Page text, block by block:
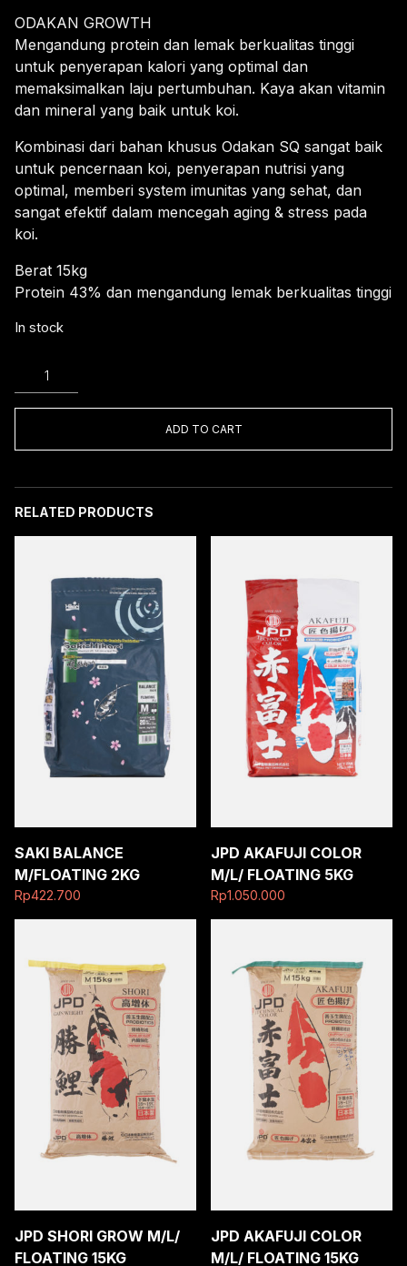
ODAKAN GROWTH
Mengandung protein dan lemak berkualitas tinggi
untuk penyerapan kalori yang optimal dan
memaksimalkan laju pertumbuhan. Kaya akan vitamin
dan mineral yang baik untuk koi.
Kombinasi dari bahan khusus Odakan SQ sangat baik
untuk pencernaan koi, penyerapan nutrisi yang
optimal, memberi system imunitas yang sehat, dan
sangat efektif dalam mencegah aging & stress pada
koi.
Berat 15kg
Protein 43% dan mengandung lemak berkualitas tinggi
In stock
ODAKAN
GROW
ADD TO CART
RELATED PRODUCTS
SAKI BALANCE
M/FLOATING 2KG
Rp422.700
JPD AKAFUJI COLOR
M/L/ FLOATING 5KG
Rp1.050.000
JPD SHORI GROW M/L/
FLOATING 15KG
JPD AKAFUJI COLOR
M/L/ FLOATING 15KG